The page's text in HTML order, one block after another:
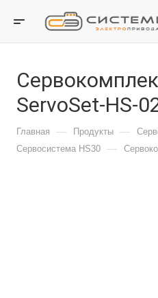
ServoSet-HS-
Главная — Продукты —
Сервосистема HS30 —